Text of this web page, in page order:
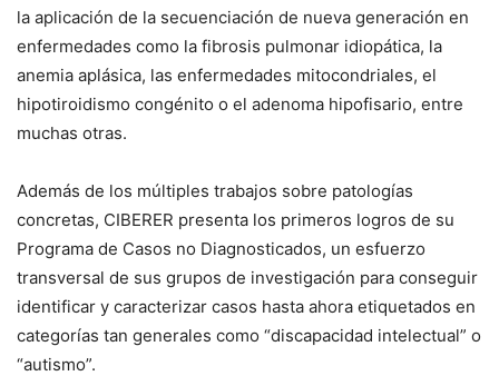
la aplicación de la secuenciación de nueva generación en
enfermedades como la fibrosis pulmonar idiopática, la
anemia aplásica, las enfermedades mitocondriales, el
hipotiroidismo congénito o el adenoma hipofisario, entre
muchas otras.
Además de los múltiples trabajos sobre patologías
concretas, CIBERER presenta los primeros logros de su
Programa de Casos no Diagnosticados, un esfuerzo
transversal de sus grupos de investigación para conseguir
identificar y caracterizar casos hasta ahora etiquetados en
categorías tan generales como “discapacidad intelectual” o
“autismo”.